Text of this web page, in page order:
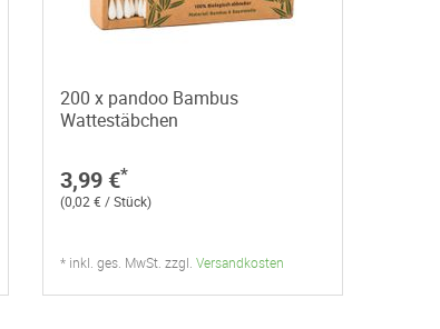
200 x pandoo Bambus
Wattestäbchen
3,99 €*
(0,02 € / Stück)
* inkl. ges. MwSt. zzgl. Versandkosten